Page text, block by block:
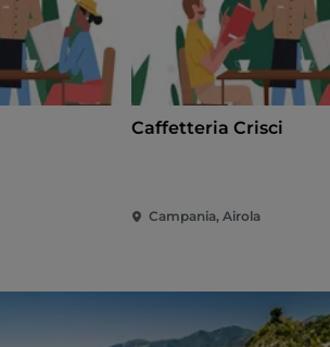
Caffetteria Crisci
Campania, Airola